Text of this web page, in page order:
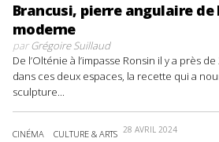
Brancusi, pierre angulaire
moderne
parGrégoire Suillaud
De l’Olténie à l’impasse Ronsin il y a près
dans ces deux espaces, la recette qui a
sculpture...
CINÉMA CULTURE & ARTS 28 AVRIL 2024